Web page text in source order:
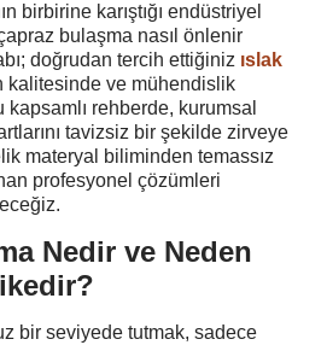
birbirine karıştığı endüstriyel
bulaşma nasıl önlenir
doğrudan tercih ettiğiniz ıslak
kalitesinde ve mühendislik
kapsamlı rehberde, kurumsal
tavizsiz bir şekilde zirveye
materyal biliminden temassız
profesyonel çözümleri
Nedir ve Neden
bir seviyede tutmak, sadece